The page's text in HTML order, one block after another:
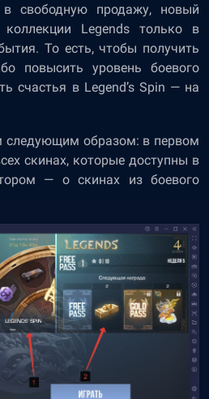
свободную продажу, новый
Legends только в
То есть, чтобы получить
повысить уровень боевого
счастья в Legend’s Spin — на
следующим образом: в первом
скинах, которые доступны в
— о скинах из боевого